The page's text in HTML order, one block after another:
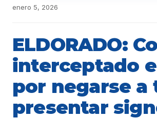
enero 5, 2026
ELDORADO:
interceptado
por negarse a
presentar